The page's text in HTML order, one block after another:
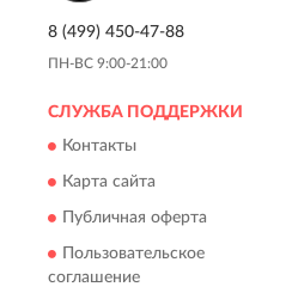
8 (499) 450-47-88
ПН-ВС 9:00-21:00
СЛУЖБА ПОДДЕРЖКИ
Контакты
Карта сайта
Публичная оферта
Пользовательское
соглашение